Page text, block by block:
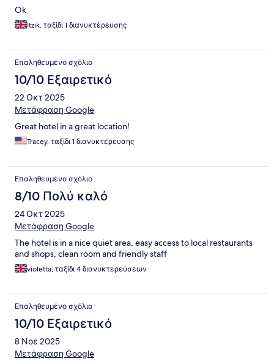
Ok
Itzik, ταξίδι 1 διανυκτέρευσης
Επαληθευμένο σχόλιο
10/10 Εξαιρετικό
22 Οκτ 2025
Μετάφραση Google
Great hotel in a great location!
Tracey, ταξίδι 1 διανυκτέρευσης
Επαληθευμένο σχόλιο
8/10 Πολύ καλό
24 Οκτ 2025
Μετάφραση Google
The hotel is in a nice quiet area, easy access to local restaurants
and shops, clean room and friendly staff
violetta, ταξίδι 4 διανυκτερεύσεων
Επαληθευμένο σχόλιο
10/10 Εξαιρετικό
8 Νοε 2025
Μετάφραση Google